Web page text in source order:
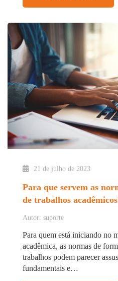
21 de julho de 2023
Para que servem as
de trabalhos
Autor: suporte
Para quem está iniciando no
acadêmica, as normas de
trabalhos podem parecer
fundamentais e…